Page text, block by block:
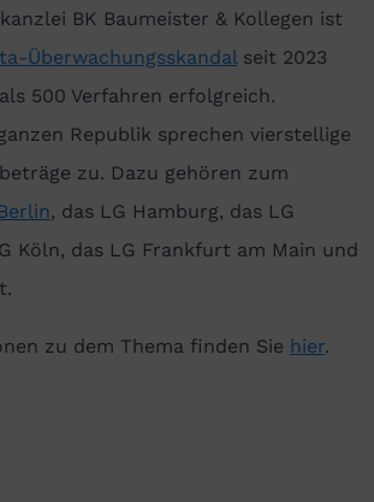
BK Baumeister & Kollegen ist
Überwachungsskandalseit 2023
500 Verfahren erfolgreich.
Republik sprechen vierstellige
zu. Dazu gehören zum
, das LG Hamburg, das LG
Köln, das LG Frankfurt am Main und
zu dem Thema finden Sie hier.